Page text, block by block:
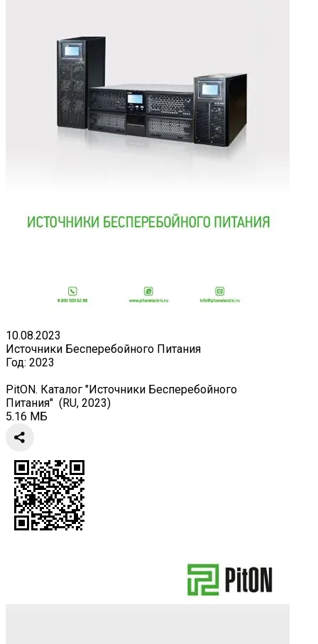
10.08.2023
Источники Бесперебойного Питания
Год: 2023
PitON. Каталог "Источники Бесперебойного
Питания" (RU, 2023)
5.16 МБ